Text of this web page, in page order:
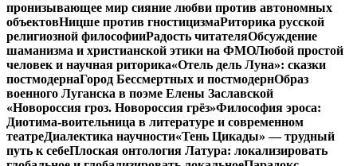
пронизывающее мир сияние любви против автономных
объектовНицше против гностицизмаРиторика русской
религиозной философииРадость читателяОбсуждение
шаманизма и христианской этики на ФМОЛюбой простой
человек и научная риторика«Отель дель Луна»: сказки
постмодернаГород Бессмертных и постмодернОбраз
военного Луганска в поэме Елены Заславской
«Новороссия гроз. Новороссия грёз»Философия эроса:
Диотима-воительница в литературе и современном
театреДиалектика научности«Тень Цикады» — трудный
путь к себеПлоская онтология Латура: локализировать